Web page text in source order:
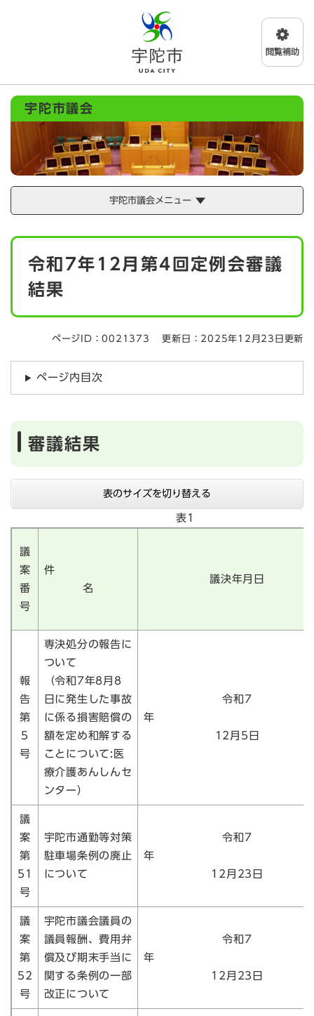
メニューを飛ばして本文へ
宇陀市議会
宇陀市議会メニュー
本
令和7年12月第4回定例会審議
結果
ページID：0021373 更新日：2025年12月23日更新
ページ内目次
審議結果
表のサイズを切り替える
表1
議
案
番
号
件
名
議決年月日
報
告
第
5
号
専決処分の報告に
ついて
（令和7年8月8
日に発生した事故
に係る損害賠償の
額を定め和解する
ことについて:医
療介護あんしんセ
ンター）
令和7
12月5日
議
案
第
51
号
宇陀市通勤等対策
駐車場条例の廃止
について
令和7
12月23日
議
案
第
52
号
宇陀市議会議員の
議員報酬、費用弁
償及び期末手当に
関する条例の一部
改正について
令和7
12月23日